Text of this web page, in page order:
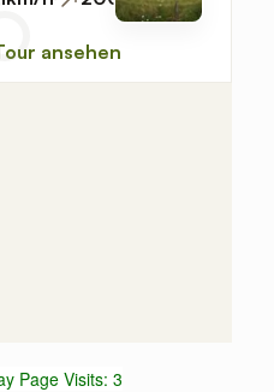
Page Visits: 3